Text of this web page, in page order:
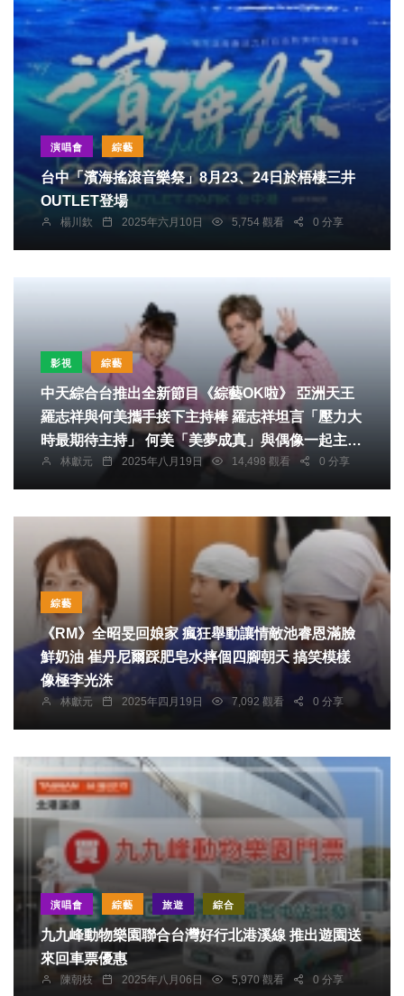
演唱會 綜藝
台中「濱海搖滾音樂祭」8月23、24日於梧棲三井
OUTLET登場
楊川欽 2025年六月10日 5,754 觀看 0 分享
影視 綜藝
中天綜合台推出全新節目《綜藝OK啦》 亞洲天王
羅志祥與何美攜手接下主持棒 羅志祥坦言「壓力大
時最期待主持」 何美「美夢成真」與偶像一起主持
被爆對著羅志祥傻笑
林獻元 2025年八月19日 14,498 觀看 0 分享
綜藝
《RM》全昭旻回娘家 瘋狂舉動讓情敵池睿恩滿臉
鮮奶油 崔丹尼爾踩肥皂水摔個四腳朝天 搞笑模樣
像極李光洙
林獻元 2025年四月19日 7,092 觀看 0 分享
演唱會 綜藝 旅遊 綜合
九九峰動物樂園聯合台灣好行北港溪線 推出遊園送
來回車票優惠
陳朝枝 2025年八月06日 5,970 觀看 0 分享